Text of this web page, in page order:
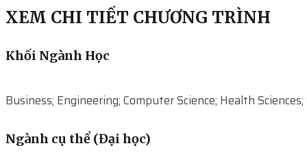
XEM CHI TIẾT CHƯƠNG TRÌNH
Khối Ngành Học
Business; Engineering; Computer Science; Health
Ngành cụ thể (Đại học)